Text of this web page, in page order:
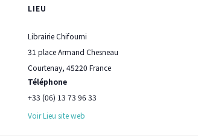
LIEU
Librairie Chifoumi
31 place Armand Chesneau
Courtenay, 45220 France
Téléphone
+33 (06) 13 73 96 33
Voir Lieu site web